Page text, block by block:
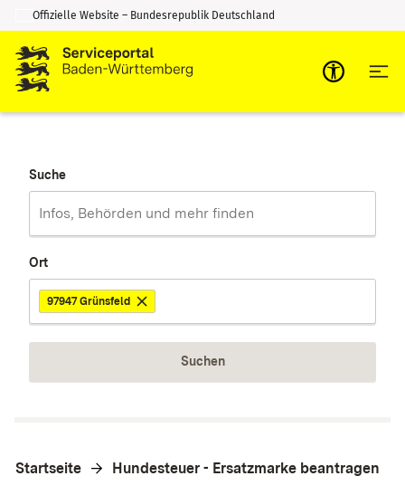
Zum Inhalt springen
Zur Suche springen
Offizielle Website – Bundesrepublik Deutschland
Suche
Ort
97947 Grünsfeld
Suchen
Startseite Hundesteuer - Ersatzmarke beantragen